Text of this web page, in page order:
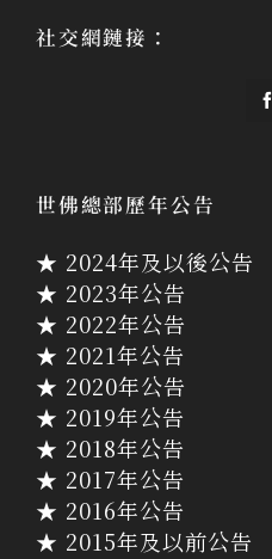
社交網鏈接：
世佛總部歷年公告
★ 2024年及以後公告
★ 2023年公告
★ 2022年公告
★ 2021年公告
★ 2020年公告
★ 2019年公告
★ 2018年公告
★ 2017年公告
★ 2016年公告
★ 2015年及以前公告